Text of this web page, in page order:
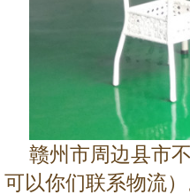
赣州市周边县市
可以你们联系物流